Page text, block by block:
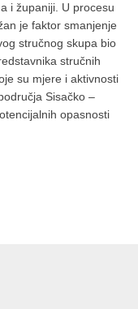
i županiji. U procesu
je faktor smanjenje
stručnog skupa bio
stručnih
su mjere i aktivnosti
Sisačko –
opasnosti